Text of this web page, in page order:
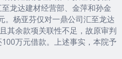
龙达建材经营部、金萍和孙金
。杨亚芬仅对一鼎公司汇至龙达
其余款项关联性不足，故原审判
万元借款。上述事实，本院予